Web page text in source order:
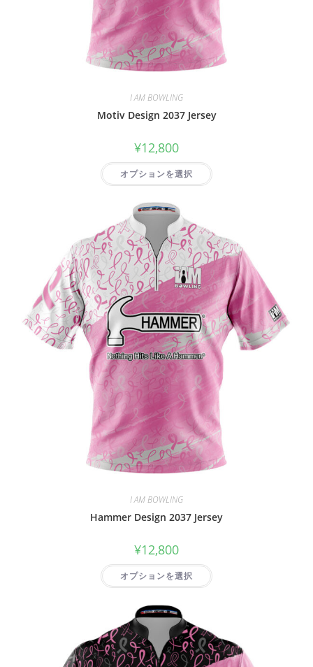
I AM BOWLING
Motiv Design 2037 Jersey
¥12,800
オプションを選択
I AM BOWLING
Hammer Design 2037 Jersey
¥12,800
オプションを選択